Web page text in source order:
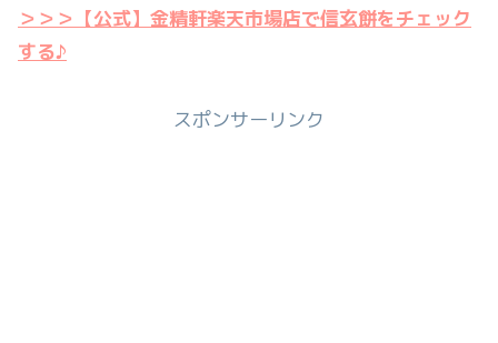
＞＞＞【公式】金精軒楽天市場店で信玄餅をチェック
する♪
スポンサーリンク